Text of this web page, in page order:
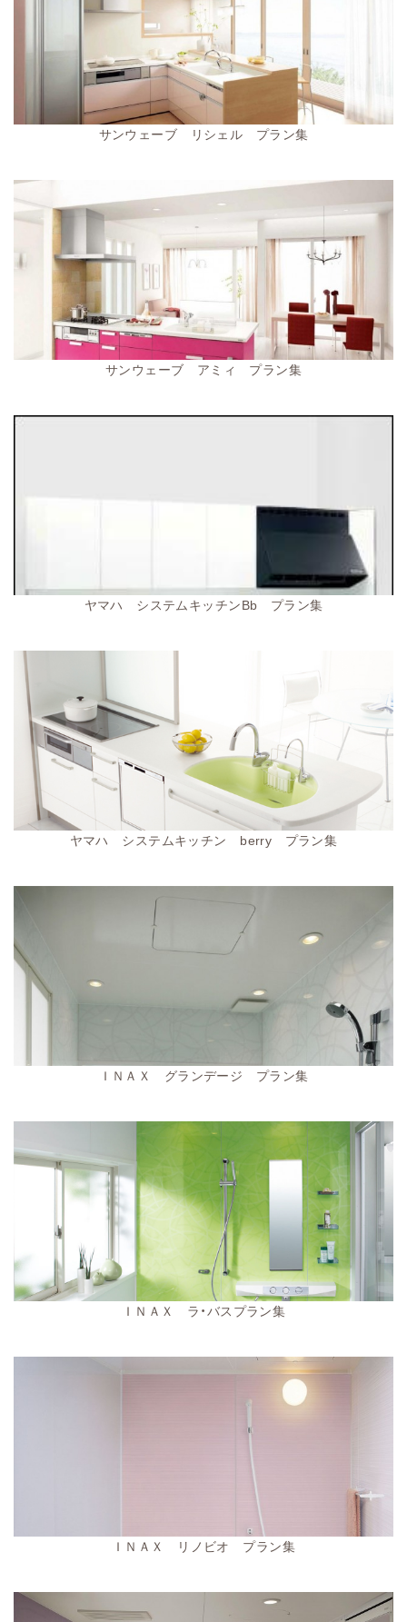
サンウェーブ リシェル プラン集
サンウェーブ アミィ プラン集
ヤマハ システムキッチンBb プラン集
ヤマハ システムキッチン berry プラン集
ＩＮＡＸ グランデージ プラン集
ＩＮＡＸ ラ・バスプラン集
ＩＮＡＸ リノビオ プラン集